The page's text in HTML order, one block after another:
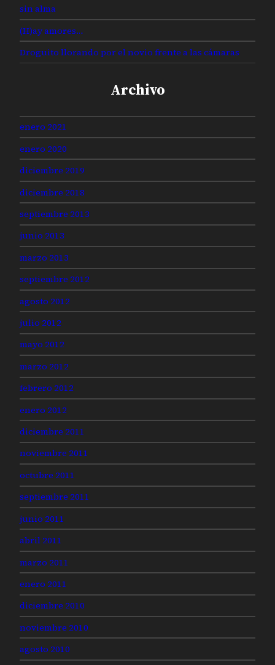
sin alma
(H)ay amores…
Droguito llorando por el novio frente a las cámaras
Archivo
enero 2021
enero 2020
diciembre 2019
diciembre 2018
septiembre 2013
junio 2013
marzo 2013
septiembre 2012
agosto 2012
julio 2012
mayo 2012
marzo 2012
febrero 2012
enero 2012
diciembre 2011
noviembre 2011
octubre 2011
septiembre 2011
junio 2011
abril 2011
marzo 2011
enero 2011
diciembre 2010
noviembre 2010
agosto 2010